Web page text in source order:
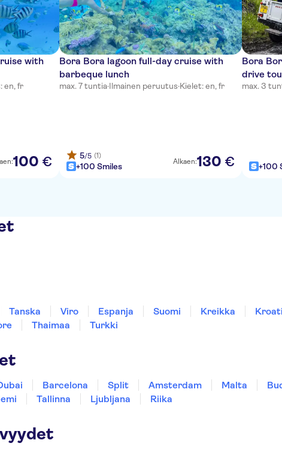
with
en, fr
100 €
Bora Bora lagoon full-day cruise with
barbeque lunch
max. 7 tuntia·Ilmainen peruutus·Kielet: en, fr
5/5 (1)
+100 Smiles Alkaen:130 €
Bora
drive
max. 3
+100
Tanska Viro Espanja Suomi Kreikka
Thaimaa
Turkki
Barcelona Split Amsterdam Malta
Tallinna Ljubljana
Riika